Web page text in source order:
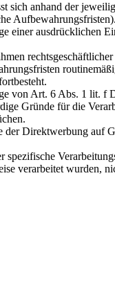
sich anhand der
Aufbewahrungsfristen).
einer
von Art. 6 Abs. 1 lit.
Gründe für die
Direktwerbung
verarbeitet wurden,